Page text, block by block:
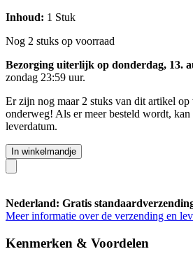
Inhoud: 1 Stuk
Nog 2 stuks op voorraad
Bezorging uiterlijk op donderdag, 13.
zondag 23:59 uur.
Er zijn nog maar 2 stuks van dit artikel
onderweg! Als er meer besteld wordt,
leverdatum.
In winkelmandje
Nederland: Gratis
Meer informatie over de verzending en
Kenmerken & Voordelen